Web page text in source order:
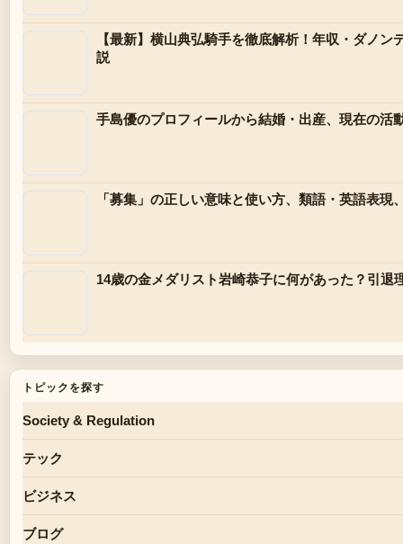
【最新】横山典弘騎手を徹底解析！年収・ダノ
説
手島優のプロフィールから結婚・出産、現在の活
「募集」の正しい意味と使い方、類語・英語表
14歳の金メダリスト岩崎恭子に何があった？引
トピックを探す
Society & Regulation
テック
ビジネス
ブログ